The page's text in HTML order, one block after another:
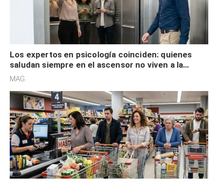
Los expertos en psicología coinciden: quienes
saludan siempre en el ascensor no viven a la
defensiva y tienen apertura social
MAG.